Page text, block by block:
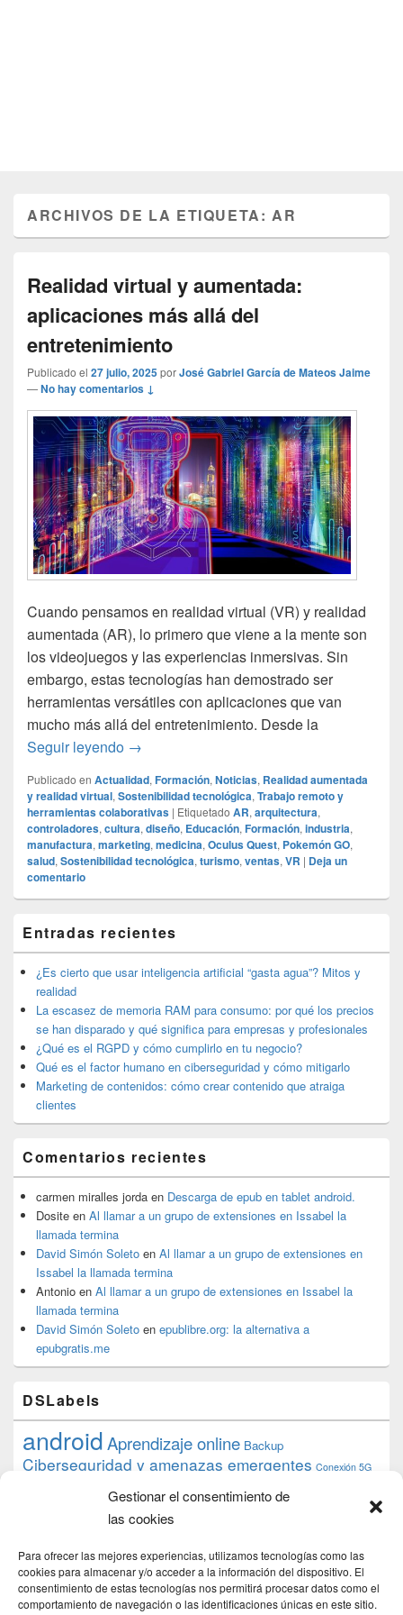
Gestionar el consentimiento de
las cookies
Para ofrecer las mejores experiencias, utilizamos tecnologías como las
cookies para almacenar y/o acceder a la información del dispositivo. El
consentimiento de estas tecnologías nos permitirá procesar datos como el
comportamiento de navegación o las identificaciones únicas en este sitio.
ARCHIVOS DE LA ETIQUETA:AR
Realidad virtual y aumentada:
aplicaciones más allá del
entretenimiento
Publicado el 27 julio, 2025porJosé Gabriel García de Mateos Jaime
—No hay comentarios ↓
Cuando pensamos en realidad virtual (VR) y realidad
aumentada (AR), lo primero que viene a la mente son
los videojuegos y las experiencias inmersivas. Sin
embargo, estas tecnologías han demostrado ser
herramientas versátiles con aplicaciones que van
mucho más allá del entretenimiento. Desde la
Seguir leyendo Realidad virtual y aumentada:
→
Publicado en Actualidad, Formación, Noticias, Realidad aumentada
y realidad virtual, Sostenibilidad tecnológica, Trabajo remoto y
herramientas colaborativas | Etiquetado AR, arquitectura,
controladores, cultura, diseño, Educación, Formación, industria,
manufactura, marketing, medicina, Oculus Quest, Pokemón GO,
salud, Sostenibilidad tecnológica, turismo, ventas, VR | Deja un
comentario
área
de
widget
barra
lateral
primaria
Entradas recientes
¿Es cierto que usar inteligencia artificial “gasta agua”? Mitos y
realidad
La escasez de memoria RAM para consumo: por qué los precios
se han disparado y qué significa para empresas y profesionales
¿Qué es el RGPD y cómo cumplirlo en tu negocio?
Qué es el factor humano en ciberseguridad y cómo mitigarlo
Marketing de contenidos: cómo crear contenido que atraiga
clientes
Comentarios recientes
carmen miralles jorda en Descarga de epub en tablet android.
Dosite en Al llamar a un grupo de extensiones en Issabel la
llamada termina
David Simón Soleto en Al llamar a un grupo de extensiones en
Issabel la llamada termina
Antonio en Al llamar a un grupo de extensiones en Issabel la
llamada termina
David Simón Soleto en epublibre.org: la alternativa a
epubgratis.me
DSLabels
androidAprendizaje online Backup
Ciberseguridad y amenazas emergentes Conexión 5G
datos debian desarrollo web
Formación Google
iphone
proyecto PS4 python Raspberryraspberrypi
raspbian review Servidor Web Sostenibilidad
tecnológica